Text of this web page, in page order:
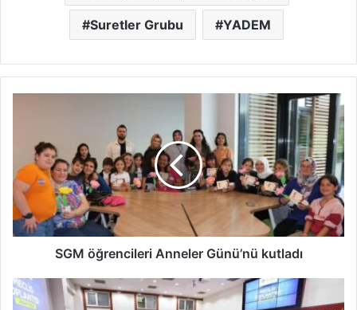
Suretler Grubu YADEM
Günü’nü
kutladı
SGM öğrencileri Anneler Günü’nü kutladı
Başkan
Alemdar'ın